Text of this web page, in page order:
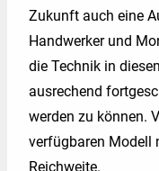
Zukunft auch eine
Handwerker und
die Technik in
ausrechend
werden zu können.
verfügbaren Modell
Reichweite.